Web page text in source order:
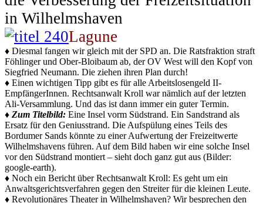
in Wilhelmshaven
Lagune
♦ Diesmal fangen wir gleich mit der SPD an. Die Ratsfraktion straft
Föhlinger und Ober-Bloibaum ab, der OV West will den Kopf von
Siegfried Neumann. Die ziehen ihren Plan durch!
♦ Einen wichtigen Tipp gibt es für alle Arbeitslosengeld II-
EmpfängerInnen. Rechtsanwalt Kroll war nämlich auf der letzten
Ali-Versammlung. Und das ist dann immer ein guter Termin.
♦ Zum Titelbild: Eine Insel vorm Südstrand. Ein Sandstrand als
Ersatz für den Geniusstrand. Die Aufspülung eines Teils des
Bordumer Sands könnte zu einer Aufwertung der Freizeitwerte
Wilhelmshavens führen. Auf dem Bild haben wir eine solche Insel
vor den Südstrand montiert – sieht doch ganz gut aus (Bilder:
google-earth).
♦ Noch ein Bericht über Rechtsanwalt Kroll: Es geht um ein
Anwaltsgerichtsverfahren gegen den Streiter für die kleinen Leute.
♦ Revolutionäres Theater in Wilhelmshaven? Wir besprechen den